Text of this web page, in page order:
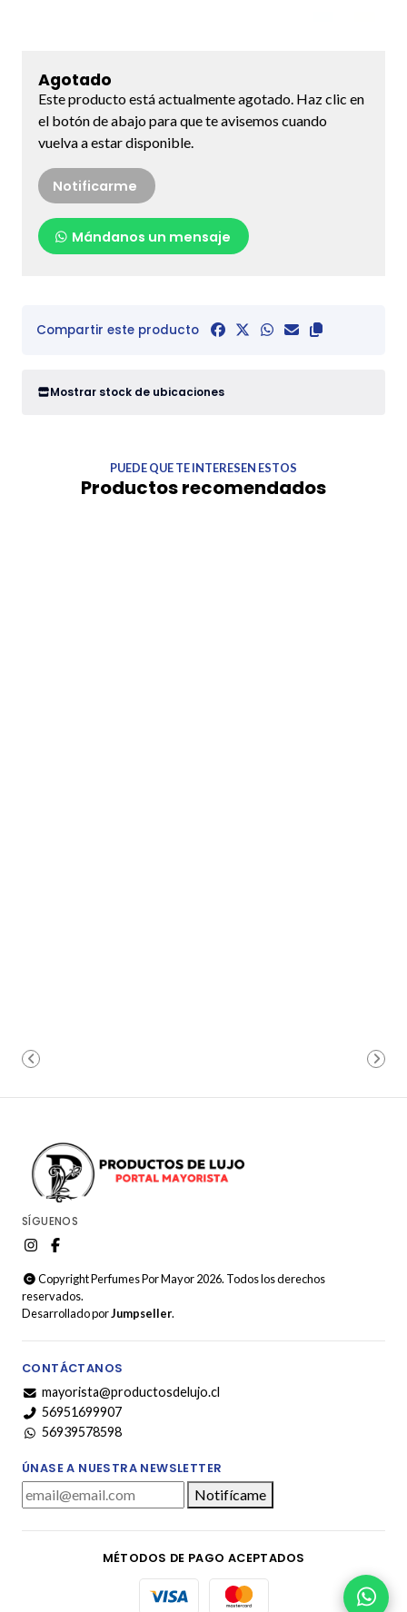
Agotado
Este producto está actualmente agotado. Haz clic en
el botón de abajo para que te avisemos cuando
vuelva a estar disponible.
Notificarme
Mándanos un mensaje
Compartir este producto
Mostrar stock de ubicaciones
PUEDE QUE TE INTERESEN ESTOS
Productos recomendados
SÍGUENOS
Copyright Perfumes Por Mayor 2026. Todos los derechos
reservados.
Desarrollado porJumpseller.
CONTÁCTANOS
mayorista@productosdelujo.cl
56951699907
56939578598
ÚNASE A NUESTRA NEWSLETTER
Notifícame
MÉTODOS DE PAGO ACEPTADOS